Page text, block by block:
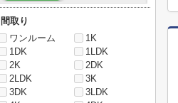
間取り
ワンルーム
1K
1DK
1LDK
2K
2DK
2LDK
3K
3DK
3LDK